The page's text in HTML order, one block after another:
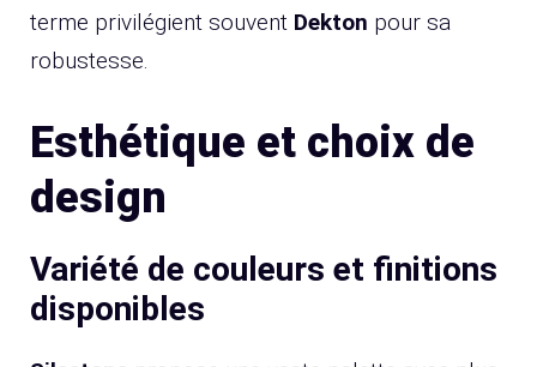
terme privilégient souvent Dekton pour sa
robustesse.
Esthétique et choix de
design
Variété de couleurs et finitions
disponibles